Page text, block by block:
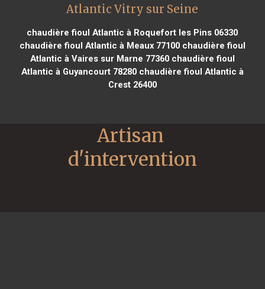
Atlantic Vitry sur Seine
chaudière fioul Atlantic à Roquefort les Pins 06330
chaudière fioul Atlantic à Meaux 77100chaudière fioul
Atlantic à Vaires sur Marne 77360chaudière fioul
Atlantic à Guyancourt 78280chaudière fioul Atlantic à
Crest 26400
Artisan
d'intervention